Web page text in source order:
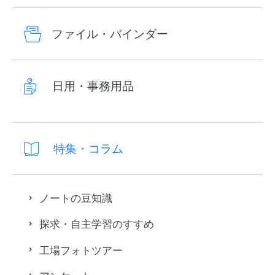
ファイル・バインダー
日用・事務用品
特集・コラム
ノートの豆知識
探求・自主学習のすすめ
工場フォトツアー